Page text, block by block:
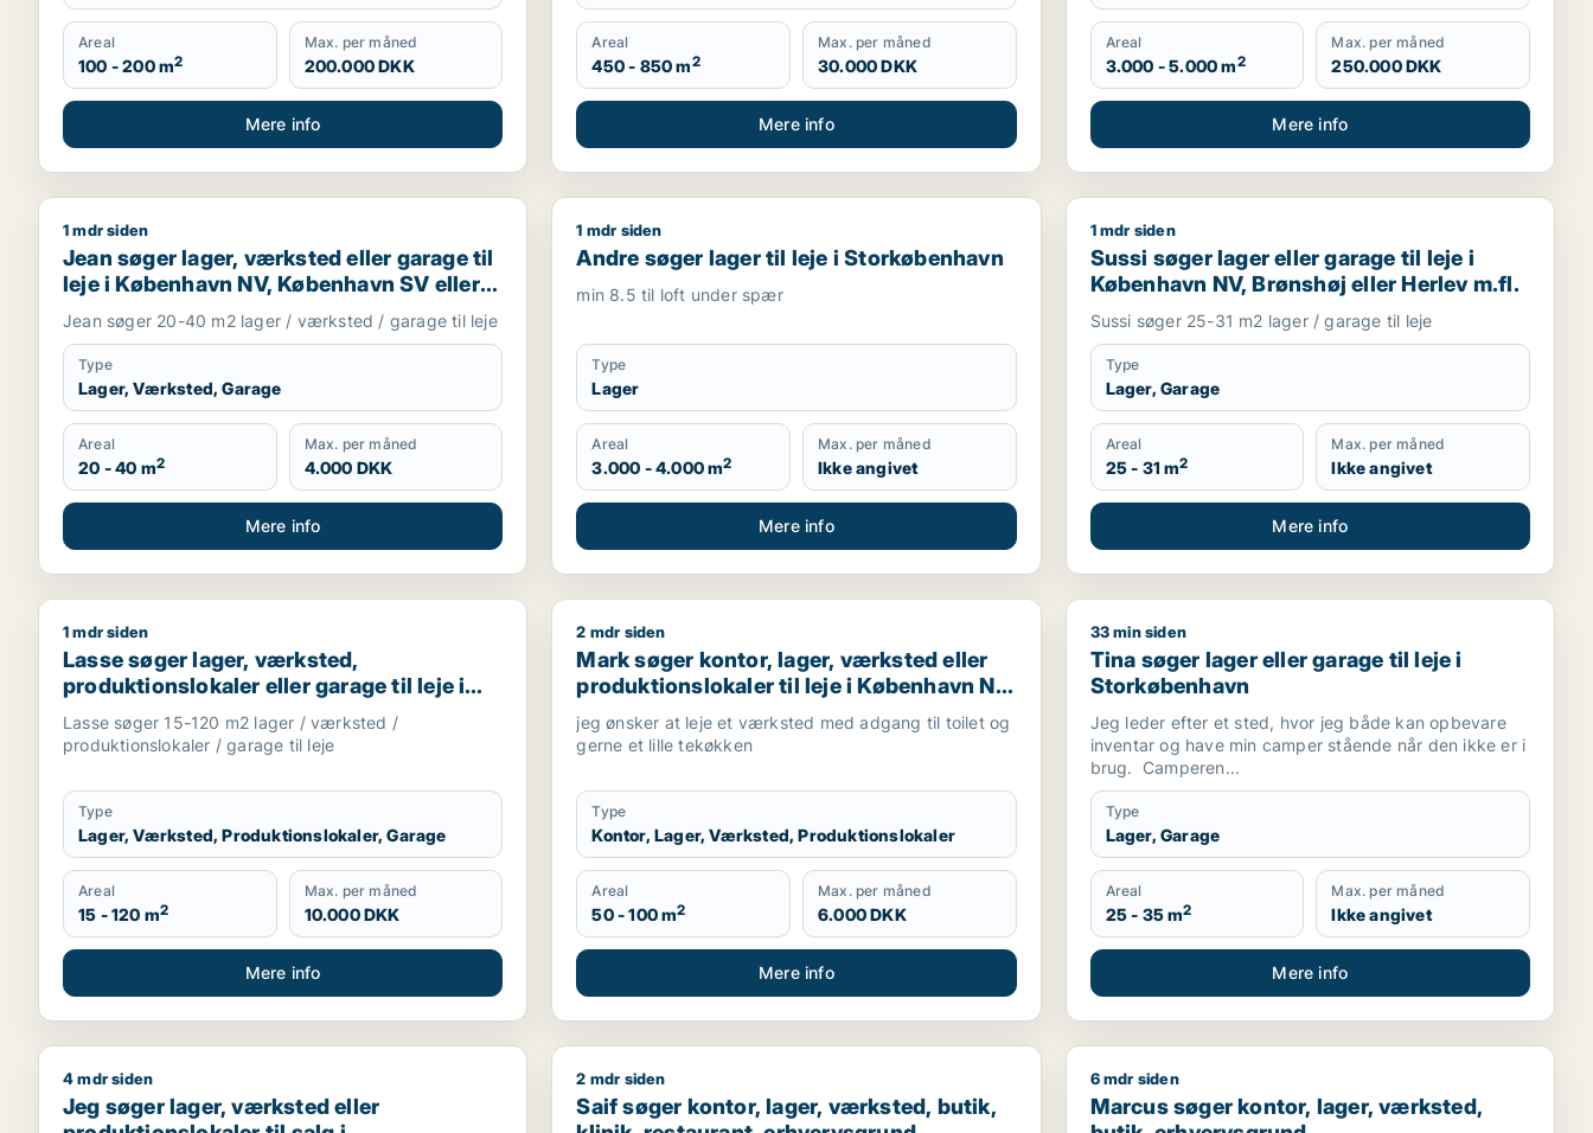
Areal
100 - 200 m2
Max. per måned
200.000 DKK
Mere info
Areal
450 - 850 m2
Max. per måned
30.000 DKK
Mere info
Areal
3.000 - 5.000 m2
Max. per måned
250.000 DKK
Mere info
Jean søger lager, værksted eller garage til leje i København NV, København SV eller Valby m.fl.
1 mdr siden
Jean søger lager, værksted eller garage til
leje i København NV, København SV eller
Valby m.fl.
Jean søger 20-40 m2 lager / værksted / garage til leje
Type
Lager, Værksted, Garage
Areal
20 - 40 m2
Max. per måned
4.000 DKK
Mere info
Andre søger lager til leje i Storkøbenhavn
1 mdr siden
Andre søger lager til leje i Storkøbenhavn
min 8.5 til loft under spær
Type
Lager
Areal
3.000 - 4.000 m2
Max. per måned
Ikke angivet
Mere info
Sussi søger lager eller garage til leje i København NV,
1 mdr siden
Sussi søger lager eller garage til leje i
København NV, Brønshøj eller Herlev m.fl.
Sussi søger 25-31 m2 lager / garage til leje
Type
Lager, Garage
Areal
25 - 31 m2
Max. per måned
Ikke angivet
Mere info
Lasse søger lager, værksted, produktionslokaler eller garage til leje i Storkøbenhavn
1 mdr siden
Lasse søger lager, værksted,
produktionslokaler eller garage til leje i
Storkøbenhavn
Lasse søger 15-120 m2 lager / værksted /
produktionslokaler / garage til leje
Type
Lager, Værksted, Produktionslokaler, Garage
Areal
15 - 120 m2
Max. per måned
10.000 DKK
Mere info
Mark søger kontor, lager, værksted eller produktionslokaler til leje i København NV, Brønshøj eller Herlev m.fl.
2 mdr siden
Mark søger kontor, lager, værksted eller
produktionslokaler til leje i København NV,
Brønshøj eller Herlev m.fl.
jeg ønsker at leje et værksted med adgang til toilet og
gerne et lille tekøkken
Type
Kontor, Lager, Værksted, Produktionslokaler
Areal
50 - 100 m2
Max. per måned
6.000 DKK
Mere info
Tina søger lager eller garage til leje i Storkøbenhavn
33 min siden
Tina søger lager eller garage til leje i
Storkøbenhavn
Jeg leder efter et sted, hvor jeg både kan opbevare
inventar og have min camper stående når den ikke er i
brug. Camperen...
Type
Lager, Garage
Areal
25 - 35 m2
Max. per måned
Ikke angivet
Mere info
Jeg søger lager, værksted eller produktionslokaler til salg i Storkøbenhavn
4 mdr siden
Jeg søger lager, værksted eller
Saif søger kontor, lager, værksted, butik, klinik, restaurant, erhvervsgrund, boligudlejningsejendom, hotel,
2 mdr siden
Saif søger kontor, lager, værksted, butik,
Marcus søger kontor, lager, værksted, butik,
6 mdr siden
Marcus søger kontor, lager, værksted,